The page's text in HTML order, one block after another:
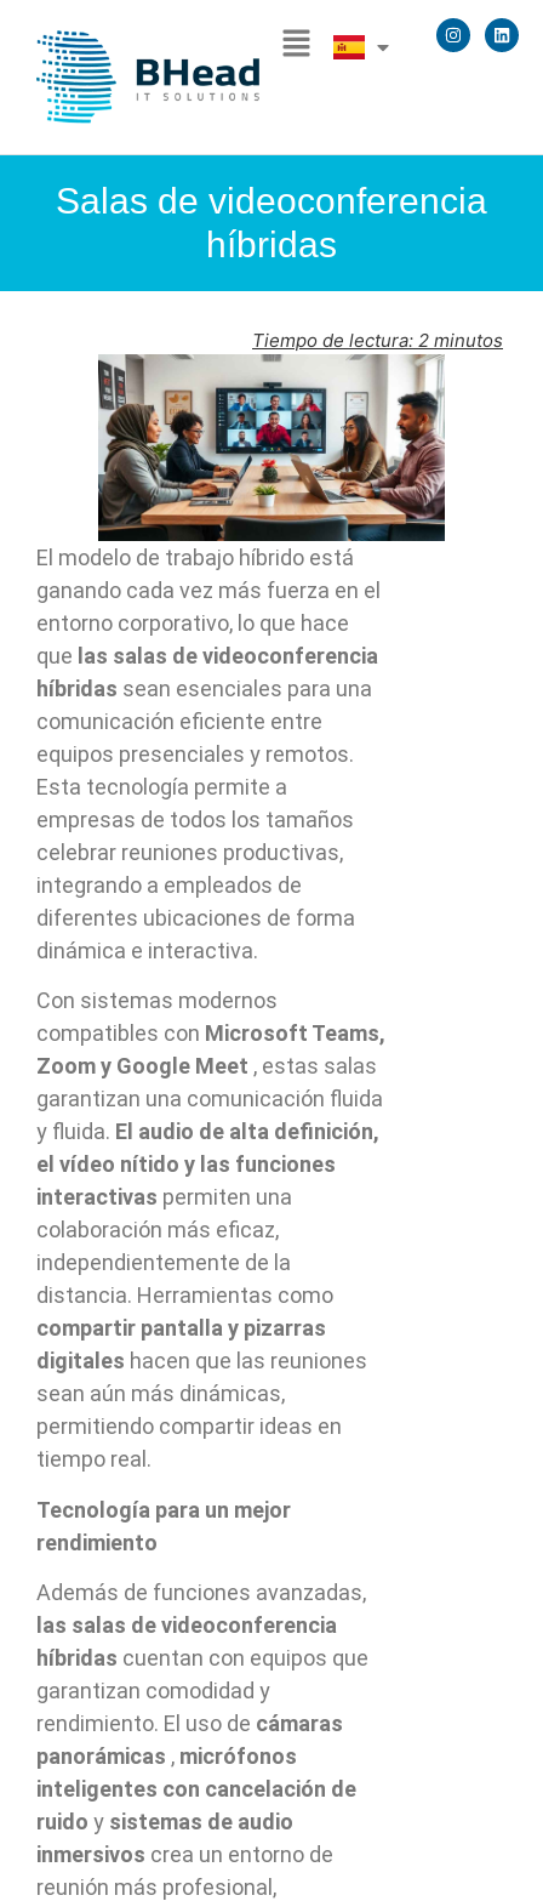
Salas de videoconferencia
híbridas
Tiempo de lectura: 2 minutos
El modelo de trabajo híbrido está
ganando cada vez más fuerza en el
entorno corporativo, lo que hace
que las salas de videoconferencia
híbridas sean esenciales para una
comunicación eficiente entre
equipos presenciales y remotos.
Esta tecnología permite a
empresas de todos los tamaños
celebrar reuniones productivas,
integrando a empleados de
diferentes ubicaciones de forma
dinámica e interactiva.
Con sistemas modernos
compatibles con Microsoft Teams,
Zoom y Google Meet , estas salas
garantizan una comunicación fluida
y fluida. El audio de alta definición,
el vídeo nítido y las funciones
interactivas permiten una
colaboración más eficaz,
independientemente de la
distancia. Herramientas como
compartir pantalla y pizarras
digitales hacen que las reuniones
sean aún más dinámicas,
permitiendo compartir ideas en
tiempo real.
Tecnología para un mejor
rendimiento
Además de funciones avanzadas,
las salas de videoconferencia
híbridas cuentan con equipos que
garantizan comodidad y
rendimiento. El uso de cámaras
panorámicas , micrófonos
inteligentes con cancelación de
ruido y sistemas de audio
inmersivos crea un entorno de
reunión más profesional,